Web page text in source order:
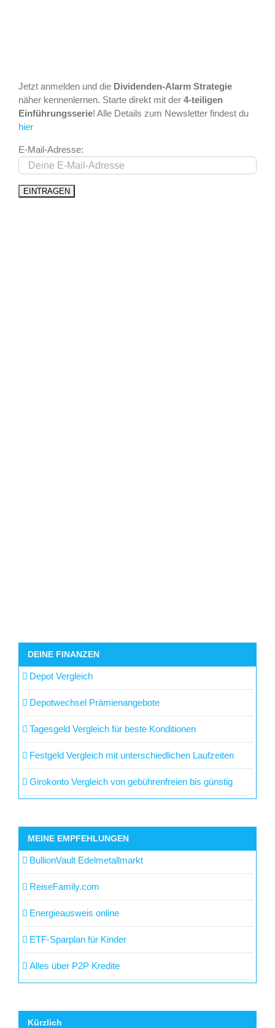
Jetzt anmelden und die Dividenden-Alarm Strategie
näher kennenlernen. Starte direkt mit der 4-teiligen
Einführungsserie! Alle Details zum Newsletter findest du
hier
E-Mail-Adresse:
DEINE FINANZEN
Depot Vergleich
Depotwechsel Prämienangebote
Tagesgeld Vergleich für beste Konditionen
Festgeld Vergleich mit unterschiedlichen Laufzeiten
Girokonto Vergleich von gebührenfreien bis günstig
MEINE EMPFEHLUNGEN
BullionVault Edelmetallmarkt
ReiseFamily.com
Energieausweis online
ETF-Sparplan für Kinder
Alles über P2P Kredite
Kürzlich